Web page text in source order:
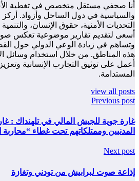
أنا صحفي مستقل متخصص في تغطية
والسياسية في دول الساحل وأزواد.
التحديات الأمنية، حقوق الإنسان،
أسعى لتقديم تقارير موضوعية تعكس
وتساهم في زيادة الوعي الدولي حول
هذه المناطق. من خلال استخدام وسائل
أعمل على توثيق التجارب الإنسانية
المستدامة.
view all posts
Previous post
غارة جوية للجيش المالي في تلهنداك :
المدنيين وممتلكاتهم تحت غطاء “محاربة
Next post
إذاعة صوت لبرابيش من تودني وتغازة